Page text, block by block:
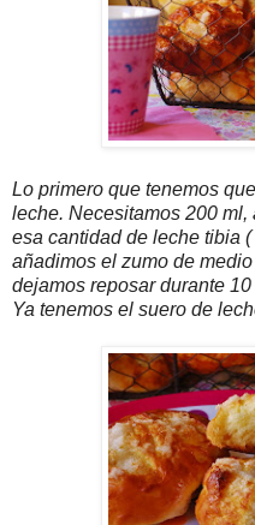
Lo primero que tenemos
leche. Necesitamos 200
esa cantidad de leche tibia
añadimos el zumo de
dejamos reposar durante 10
Ya tenemos el suero de